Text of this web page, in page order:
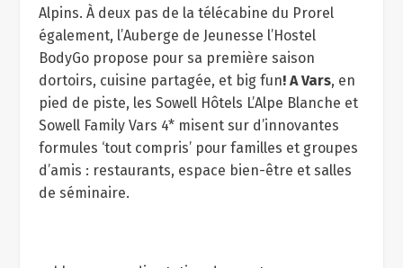
Alpins. À deux pas de la télécabine du Prorel
également, l’Auberge de Jeunesse l’Hostel
BodyGo propose pour sa première saison
dortoirs, cuisine partagée, et big fun! A Vars, en
pied de piste, les Sowell Hôtels L’Alpe Blanche et
Sowell Family Vars 4* misent sur d’innovantes
formules ‘tout compris’ pour familles et groupes
d’amis : restaurants, espace bien-être et salles
de séminaire.